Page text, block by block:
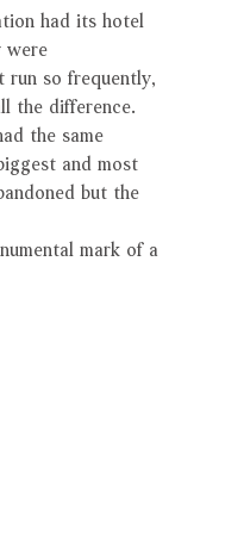
had its hotel
were
so frequently,
the difference.
the same
and most
but the
mark of a